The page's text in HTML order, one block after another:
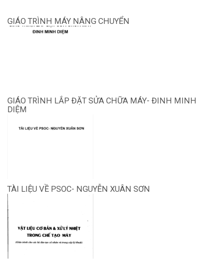
GIÁO TRÌNH MÁY NÂNG CHUYỂN
GIÁO TRÌNH LẮP ĐẶT SỬA CHỮA MÁY- ĐINH MINH
DIỆM
TÀI LIỆU VỀ PSOC- NGUYỄN XUÂN SƠN